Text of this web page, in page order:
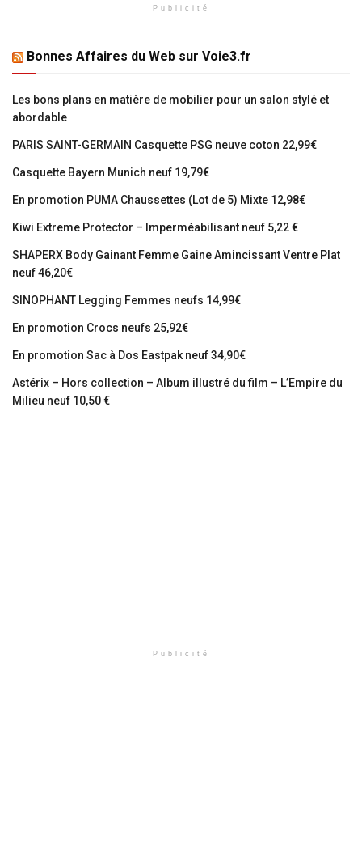
Publicité
Bonnes Affaires du Web sur Voie3.fr
Les bons plans en matière de mobilier pour un salon stylé et
abordable
PARIS SAINT-GERMAIN Casquette PSG neuve coton 22,99€
Casquette Bayern Munich neuf 19,79€
En promotion PUMA Chaussettes (Lot de 5) Mixte 12,98€
Kiwi Extreme Protector – Imperméabilisant neuf 5,22 €
SHAPERX Body Gainant Femme Gaine Amincissant Ventre Plat
neuf 46,20€
SINOPHANT Legging Femmes neufs 14,99€
En promotion Crocs neufs 25,92€
En promotion Sac à Dos Eastpak neuf 34,90€
Astérix – Hors collection – Album illustré du film – L’Empire du
Milieu neuf 10,50 €
Publicité